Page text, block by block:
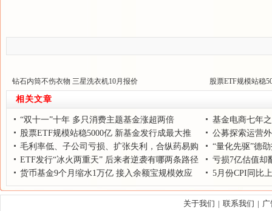
钻石内筒不伤衣物 三星洗衣机10月报价 股票ETF规模站稳
相关文章
“双十一”十年 多只消费主题基金涨超两倍
基金电商七年
股票ETF规模站稳5000亿 新基金发行成最大推
手
公募探索运营
毛利率低、子公司亏损、扩张失利，合纵药易购
IPO前路多舛
“量化先驱”德
国
ETF发行“冰火两重天” 后来者逆袭有哪两条路径
亏损7亿估值却
财技"
货币基金9个月缩水1万亿 接入余额宝规模效应
锐减
5月份CPI同比
关于我们 | 联系我们 | 广